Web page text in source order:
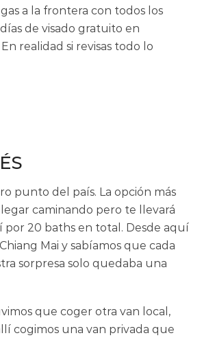
a la frontera con todos los
de visado gratuito en
realidad si revisas todo lo
punto del país. La opción más
caminando pero te llevará
por 20 baths en total. Desde aquí
Mai y sabíamos que cada
sorpresa solo quedaba una
que coger otra van local,
cogimos una van privada que